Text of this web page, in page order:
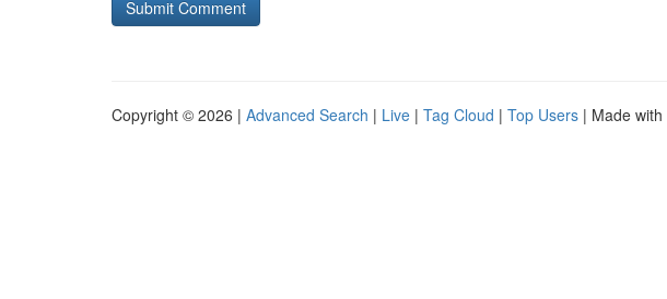
Copyright © 2026 | Advanced Search | Live | Tag Cloud | Top Users | Made with